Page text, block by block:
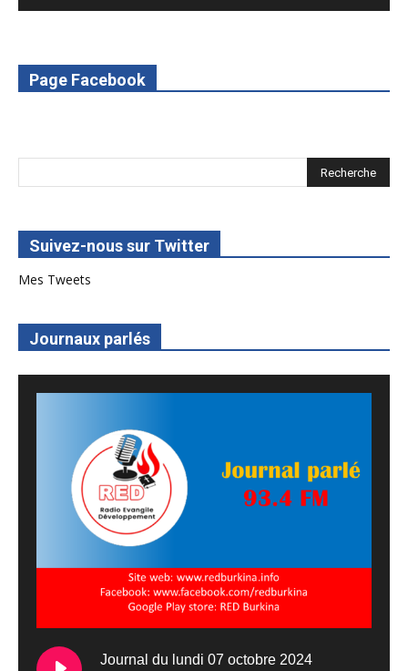
7. SPOT 2 RED Multimédia 2022
Page Facebook
Suivez-nous sur Twitter
Mes Tweets
Journaux parlés
Journal du lundi 07 octobre 2024